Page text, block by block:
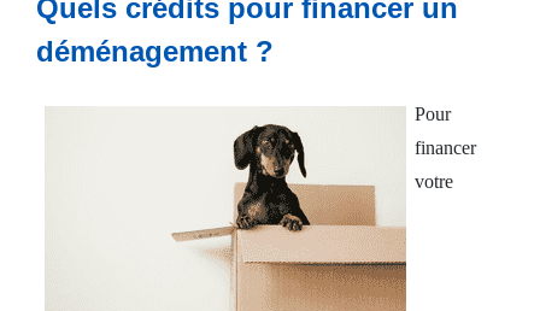
Quels crédits pour financer un
déménagement ?
Pour
financer
votre
consommation
Prêt